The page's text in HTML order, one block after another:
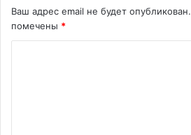
Ваш адрес email не будет опубликован.
помечены *